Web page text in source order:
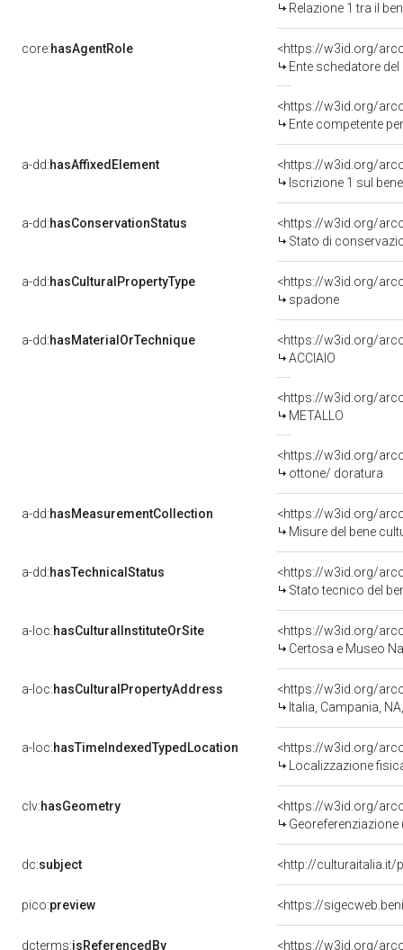
Relazione 1 tra il
core:hasAgentRole
<https://w3id.org/
Ente schedatore
<https://w3id.org/
Ente competente
a-dd:hasAffixedElement
<https://w3id.org/
Iscrizione 1 sul
a-dd:hasConservationStatus
<https://w3id.org/
Stato di
a-dd:hasCulturalPropertyType
<https://w3id.org/
spadone
a-dd:hasMaterialOrTechnique
<https://w3id.org/
ACCIAIO
<https://w3id.org/
METALLO
<https://w3id.org/
ottone/ doratura
a-dd:hasMeasurementCollection
<https://w3id.org/
Misure del bene
a-dd:hasTechnicalStatus
<https://w3id.org/
Stato tecnico del
a-loc:hasCulturalInstituteOrSite
<https://w3id.org/
Certosa e Museo
a-loc:hasCulturalPropertyAddress
<https://w3id.org/
Italia, Campania,
a-loc:hasTimeIndexedTypedLocation
<https://w3id.org/
Localizzazione
clv:hasGeometry
<https://w3id.org/
dc:subject <http://culturaitalia.it/
pico:preview
dcterms:isReferencedBy <https://w3id.org/